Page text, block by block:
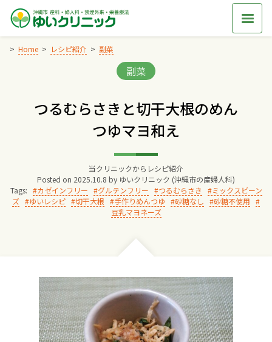
Skip
content
Home レシピ紹介 副菜
Categories:
副菜
つるむらさきと切干大根のめん
つゆマヨ和え
当クリニックからレシピ紹介
Posted on 2025.10.8 by ゆいクリニック (沖縄市の産婦人科)
Tags:
カゼインフリー グルテンフリー つるむらさき
ミックスビーン
ズ
ゆいレシピ 切干大根 手作りめんつゆ 砂糖なし
砂糖不使用
豆乳マヨネーズ
交通アクセス
院長からのごあいさつ
ゆいクリニックの経営理念
お産について
親と子の結びつき支援